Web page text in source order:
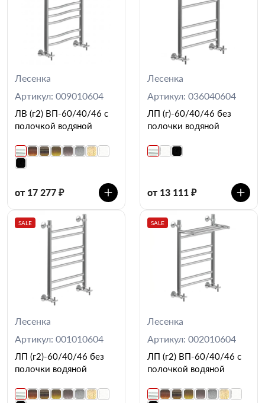
Лесенка
Артикул: 009010604
ЛВ (г2) ВП-60/40/46 с
полочкой водяной
от 17 277 ₽
Лесенка
Артикул: 036040604
ЛП (г)-60/40/46 без
полочки водяной
от 13 111 ₽
SALE
Лесенка
Артикул: 001010604
ЛП (г2)-60/40/46 без
полочки водяной
SALE
Лесенка
Артикул: 002010604
ЛП (г2) ВП-60/40/46 с
полочкой водяной